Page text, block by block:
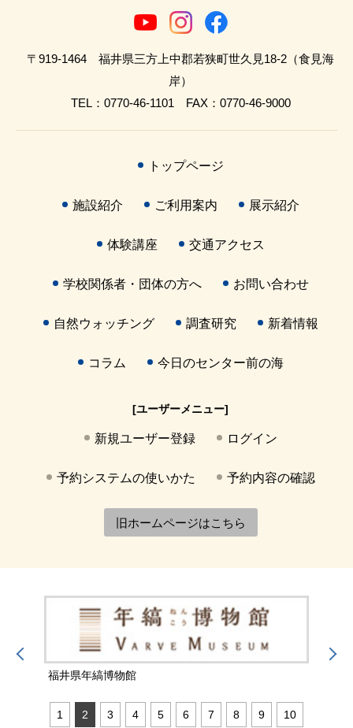
〒919-1464 福井県三方上中郡若狭町世久見18-2（食見海
岸）
TEL：0770-46-1101 FAX：0770-46-9000
トップページ
施設紹介 ご利用案内 展示紹介
体験講座 交通アクセス
学校関係者・団体の方へ お問い合わせ
自然ウォッチング 調査研究 新着情報
コラム 今日のセンター前の海
[ユーザーメニュー]
新規ユーザー登録 ログイン
予約システムの使いかた 予約内容の確認
旧ホームページはこちら
福井県年縞博物館
1 2 3 4 5 6 7 8 9 10